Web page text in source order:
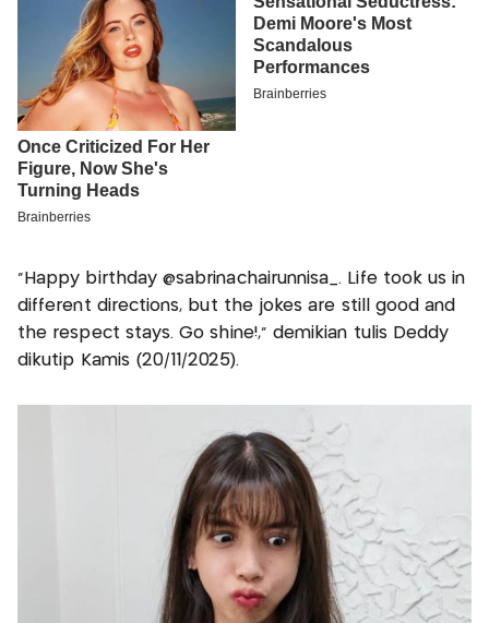
"Happy birthday @sabrinachairunnisa_. Life took us in
different directions, but the jokes are still good and
the respect stays. Go shine!,” demikian tulis Deddy
dikutip Kamis (20/11/2025).